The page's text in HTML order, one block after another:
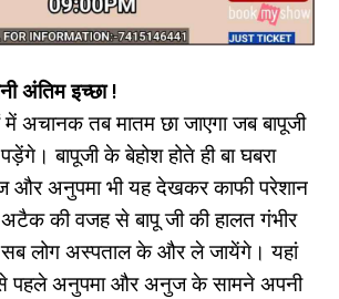
अंतिम इच्छा !
अचानक तब मातम छा जाएगा जब बापूजी
बापूजी के बेहोश होते ही बा घबरा
और अनुपमा भी यह देखकर काफी परेशान
अटैक की वजह से बापू जी की हालत गंभीर
सब लोग अस्पताल के और ले जायेंगे। यहां
से पहले अनुपमा और अनुज के सामने अपनी